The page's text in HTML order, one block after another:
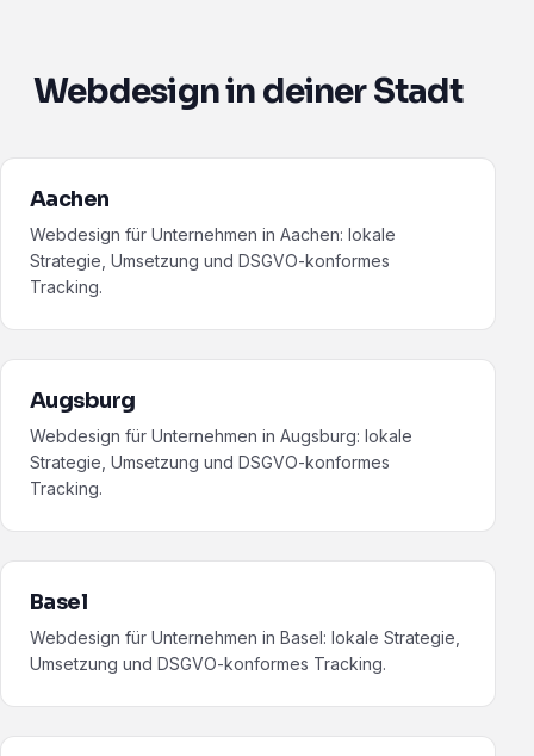
Webdesign in deiner Stadt
Aachen
Webdesign für Unternehmen in Aachen: lokale
Strategie, Umsetzung und DSGVO-konformes
Tracking.
Augsburg
Webdesign für Unternehmen in Augsburg: lokale
Strategie, Umsetzung und DSGVO-konformes
Tracking.
Basel
Webdesign für Unternehmen in Basel: lokale Strategie,
Umsetzung und DSGVO-konformes Tracking.